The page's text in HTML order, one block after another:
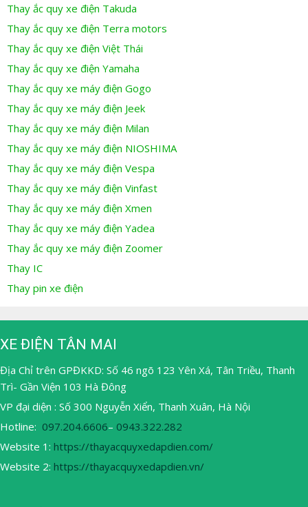
Thay ắc quy xe điện Takuda
Thay ắc quy xe điện Terra motors
Thay ắc quy xe điện Việt Thái
Thay ắc quy xe điện Yamaha
Thay ắc quy xe máy điện Gogo
Thay ắc quy xe máy điện Jeek
Thay ắc quy xe máy điện Milan
Thay ắc quy xe máy điện NIOSHIMA
Thay ắc quy xe máy điện Vespa
Thay ắc quy xe máy điện Vinfast
Thay ắc quy xe máy điện Xmen
Thay ắc quy xe máy điện Yadea
Thay ắc quy xe máy điện Zoomer
Thay IC
Thay pin xe điện
XE ĐIỆN TÂN MAI
Địa Chỉ trên GPĐKKD: Số 46 ngõ 123 Yên Xá, Tân Triều, Thanh
Trì- Gần Viện 103 Hà Đông
VP đại diện : Số 300 Nguyễn Xiển, Thanh Xuân, Hà Nội
Hotline: 097.204.6606– 0943.322.282
Website 1: https://thayacquyxedapdien.com/
Website 2: https://thayacquyxedapdien.vn/